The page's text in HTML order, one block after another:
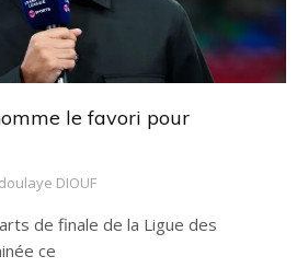
le favori pour
DIOUF
de finale de la Ligue des
ce